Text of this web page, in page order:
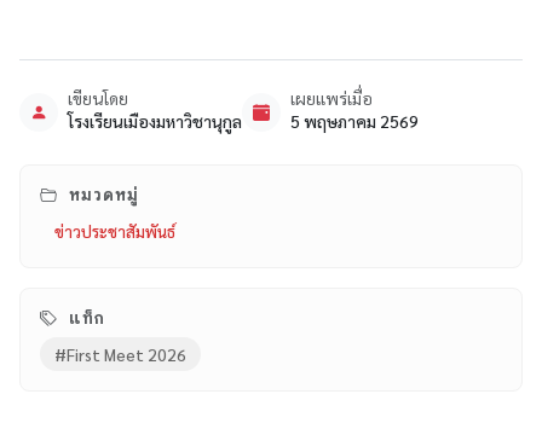
เขียนโดย
โรงเรียนเมืองมหาวิชานุกูล
เผยแพร่เมื่อ
5 พฤษภาคม 2569
หมวดหมู่
ข่าวประชาสัมพันธ์
แท็ก
#First Meet 2026